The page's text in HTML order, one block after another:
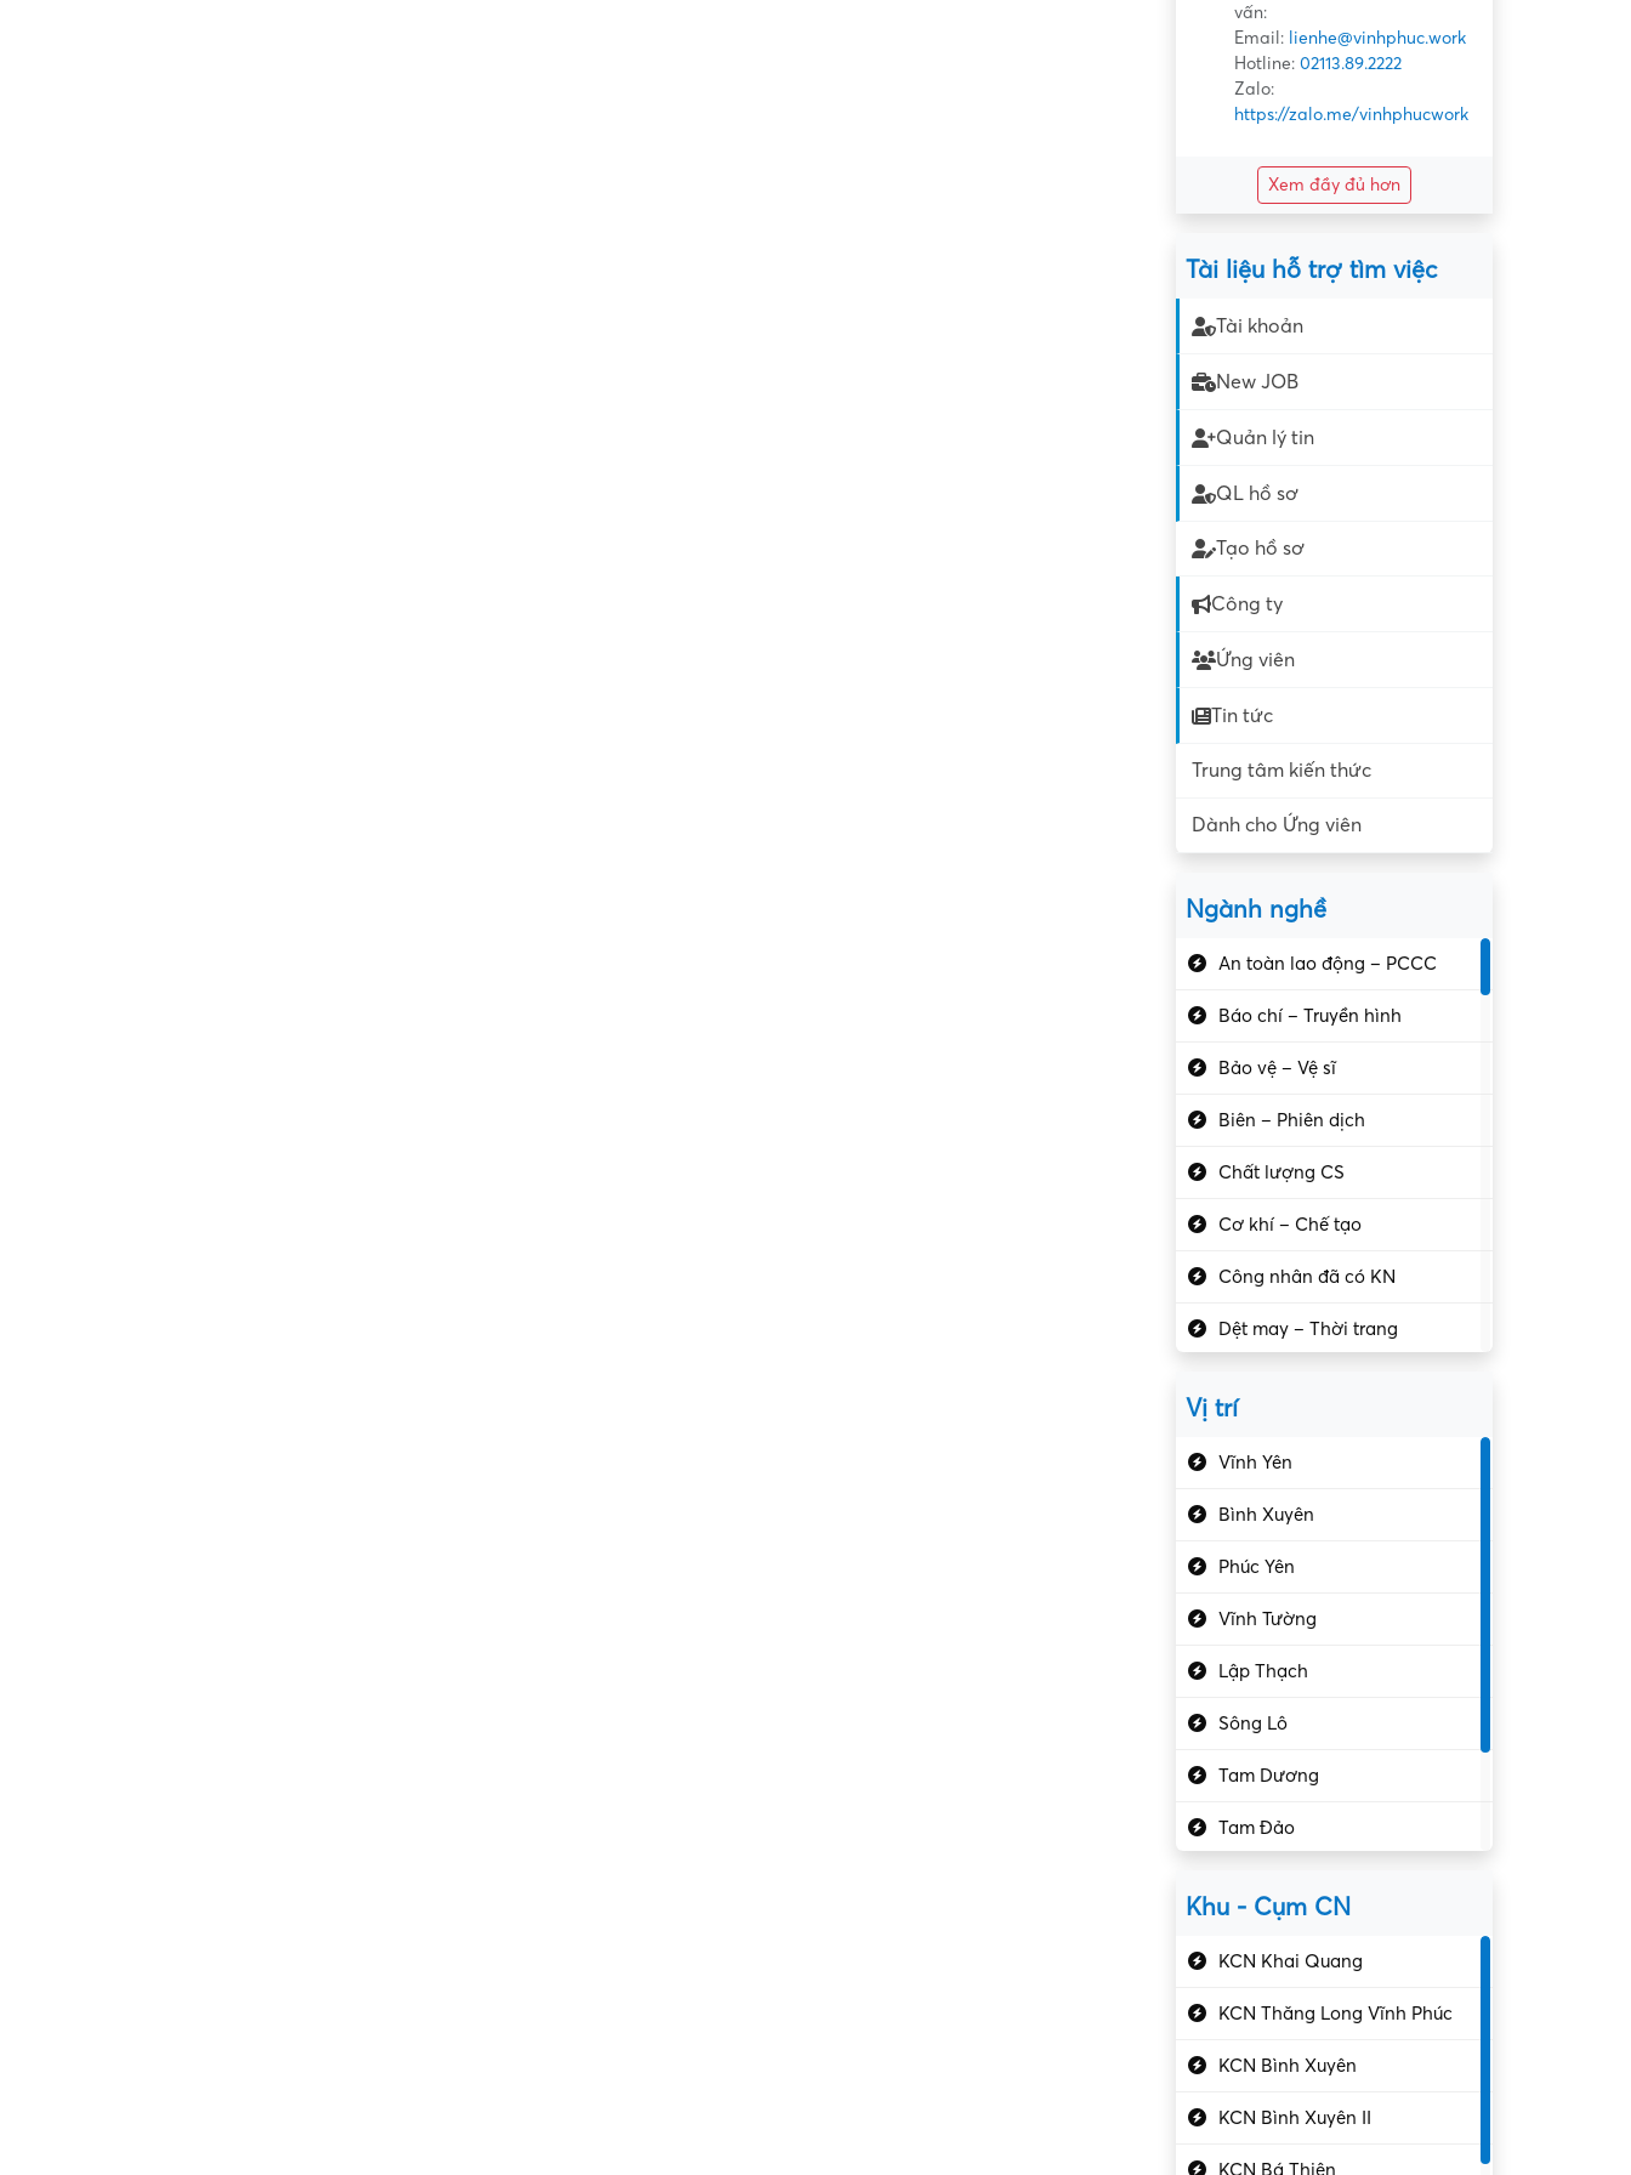
vấn:
Email: lienhe@vinhphuc.work
Hotline: 02113.89.2222
Zalo:
https://zalo.me/vinhphucwork
Xem đầy đủ hơn
Tài liệu hỗ trợ tìm việc
Tài khoản
New JOB
Quản lý tin
QL hồ sơ
Tạo hồ sơ
Công ty
Ứng viên
Tin tức
Trung tâm kiến thức
Dành cho Ứng viên
Ngành nghề
An toàn lao động – PCCC
Báo chí – Truyền hình
Bảo vệ – Vệ sĩ
Biên – Phiên dịch
Chất lượng CS
Cơ khí – Chế tạo
Công nhân đã có KN
Dệt may – Thời trang
Kiểm soát chất lượng
Kỹ sư cơ khí
Kỹ sư điện
Kỹ thuật cao
Kỹ thuật mạng – IT
Làm bán thời gian
Lao động phổ thông
Vị trí
Vĩnh Yên
Bình Xuyên
Phúc Yên
Vĩnh Tường
Lập Thạch
Sông Lô
Tam Dương
Tam Đảo
Khu - Cụm CN
KCN Khai Quang
KCN Thăng Long Vĩnh Phúc
KCN Bình Xuyên
KCN Bình Xuyên II
KCN Bá Thiện